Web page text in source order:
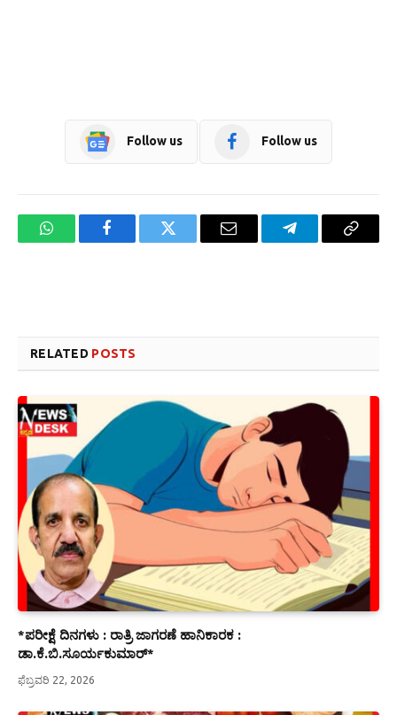
Follow us Follow us
WhatsAppFacebookTwitter Email TelegramCopy
RELATED POSTS
*ಪರೀಕ್ಷೆ ದಿನಗಳು : ರಾತ್ರಿ ಜಾಗರಣೆ ಹಾನಿಕಾರಕ :
ಡಾ.ಕೆ.ಬಿ.ಸೂರ್ಯಕುಮಾರ್*
ಫೆಬ್ರವರಿ 22, 2026